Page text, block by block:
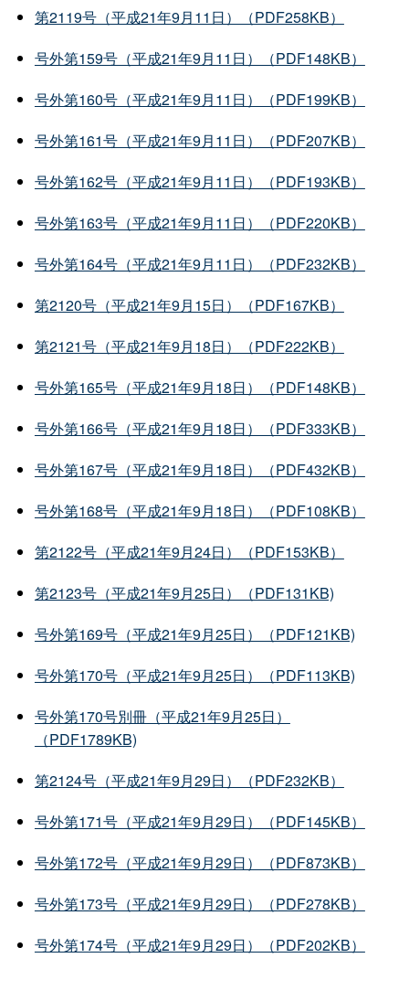
第2119号（平成21年9月11日）（PDF258KB）
号外第159号（平成21年9月11日）（PDF148KB）
号外第160号（平成21年9月11日）（PDF199KB）
号外第161号（平成21年9月11日）（PDF207KB）
号外第162号（平成21年9月11日）（PDF193KB）
号外第163号（平成21年9月11日）（PDF220KB）
号外第164号（平成21年9月11日）（PDF232KB）
第2120号（平成21年9月15日）（PDF167KB）
第2121号（平成21年9月18日）（PDF222KB）
号外第165号（平成21年9月18日）（PDF148KB）
号外第166号（平成21年9月18日）（PDF333KB）
号外第167号（平成21年9月18日）（PDF432KB）
号外第168号（平成21年9月18日）（PDF108KB）
第2122号（平成21年9月24日）（PDF153KB）
第2123号（平成21年9月25日）（PDF131KB)
号外第169号（平成21年9月25日）（PDF121KB)
号外第170号（平成21年9月25日）（PDF113KB)
号外第170号別冊（平成21年9月25日）
（PDF1789KB)
第2124号（平成21年9月29日）（PDF232KB）
号外第171号（平成21年9月29日）（PDF145KB）
号外第172号（平成21年9月29日）（PDF873KB）
号外第173号（平成21年9月29日）（PDF278KB）
号外第174号（平成21年9月29日）（PDF202KB）